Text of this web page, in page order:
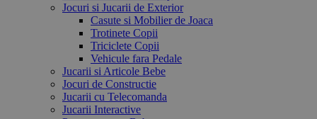
Jocuri si Jucarii de Exterior
Casute si Mobilier de Joaca
Trotinete Copii
Triciclete Copii
Vehicule fara Pedale
Jucarii si Articole Bebe
Jocuri de Constructie
Jucarii cu Telecomanda
Jucarii Interactive